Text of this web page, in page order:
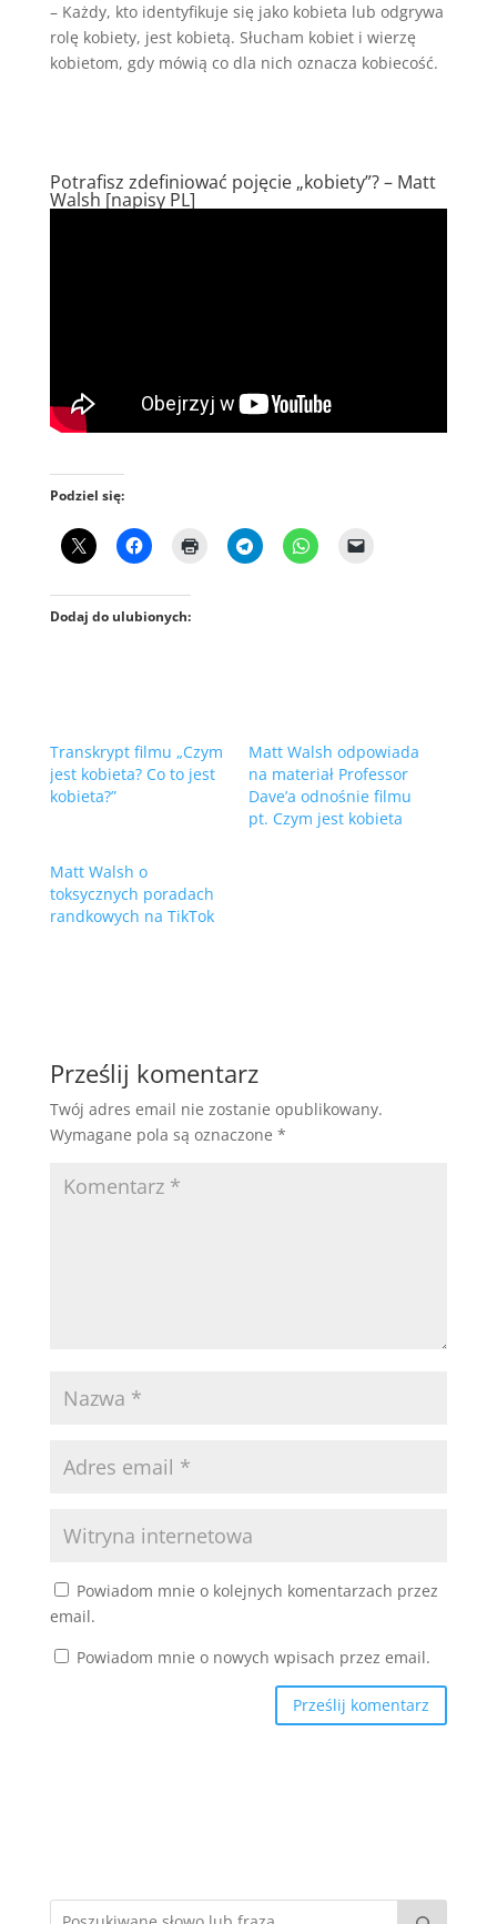
– Każdy, kto identyfikuje się jako kobieta lub odgrywa
rolę kobiety, jest kobietą. Słucham kobiet i wierzę
kobietom, gdy mówią co dla nich oznacza kobiecość.
Potrafisz zdefiniować pojęcie „kobiety”? – Matt
Walsh [napisy PL]
Podziel się:
Dodaj do ulubionych:
Transkrypt filmu „Czym
jest kobieta? Co to jest
kobieta?”
Matt Walsh odpowiada
na materiał Professor
Dave’a odnośnie filmu
pt. Czym jest kobieta
Matt Walsh o
toksycznych poradach
randkowych na TikTok
Prześlij komentarz
Twój adres email nie zostanie opublikowany.
Wymagane pola są oznaczone *
Powiadom mnie o kolejnych komentarzach przez
email.
Powiadom mnie o nowych wpisach przez email.